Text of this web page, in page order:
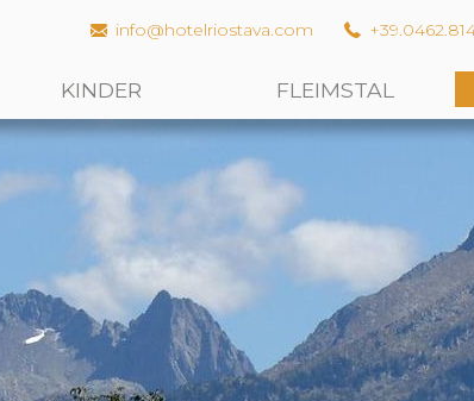
info@hotelriostava.com
KINDER FLEIMSTAL